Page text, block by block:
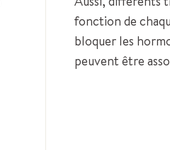
fonction de
bloquer les
peuvent être